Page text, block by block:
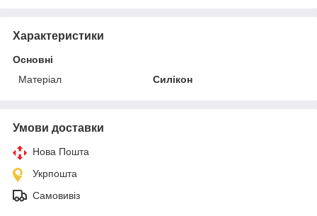
Характеристики
Основні
Матеріал
Силікон
Умови доставки
Нова Пошта
Укрпошта
Самовивіз